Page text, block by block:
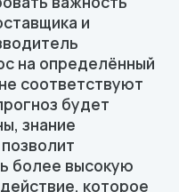
и
на определённый
соответствуют
будет
знание
более высокую
которое